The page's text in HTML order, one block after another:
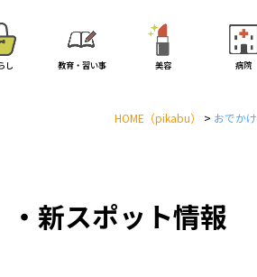
し 教育・習い事 美容 病院
HOME （pikabu） > おでかけ
新スポット情報